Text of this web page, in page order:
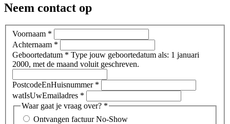
Neem contact op
Voornaam *
Achternaam *
Geboortedatum * Type jouw geboortedatum als: 1 januari
2000, met de maand voluit geschreven.
PostcodeEnHuisnummer *
watIsUwEmailadres *
Waar gaat je vraag over? *
Ontvangen factuur No-Show